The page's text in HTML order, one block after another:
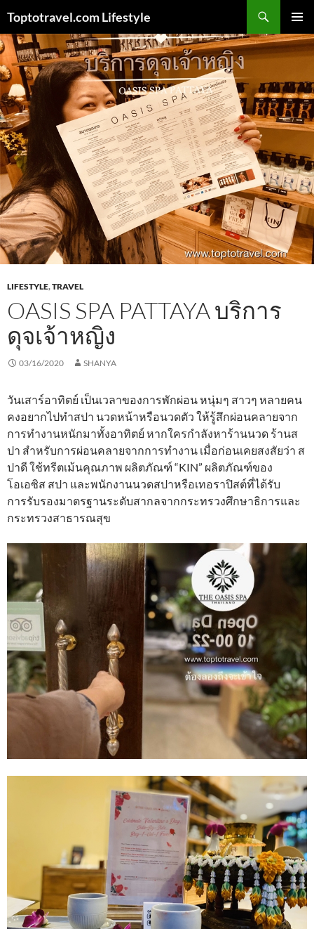
content
Toptotravel.com Lifestyle
MENU
LIFESTYLE,TRAVEL
OASIS SPA PATTAYA บริการ
ดุจเจ้าหญิง
03/16/2020 SHANYA
วันเสาร์อาทิตย์ เป็นเวลาของการพักผ่อน หนุ่มๆ สาวๆ หลายคน
คงอยากไปทำสปา นวดหน้าหรือนวดตัว ให้รู้สึกผ่อนคลายจาก
การทำงานหนักมาทั้งอาทิตย์ หากใครกำลังหาร้านนวด ร้านส
ปา สำหรับการผ่อนคลายจากการทำงาน เมื่อก่อนเคยสงสัยว่า ส
ปาดี ใช้ทรีตเม้นคุณภาพ ผลิตภัณฑ์ “KIN” ผลิตภัณฑ์ของ
โอเอซิส สปา และพนักงานนวดสปาหรือเทอราปิสต์ที่ได้รับ
การรับรองมาตรฐานระดับสากลจากกระทรวงศึกษาธิการและ
กระทรวงสาธารณสุข